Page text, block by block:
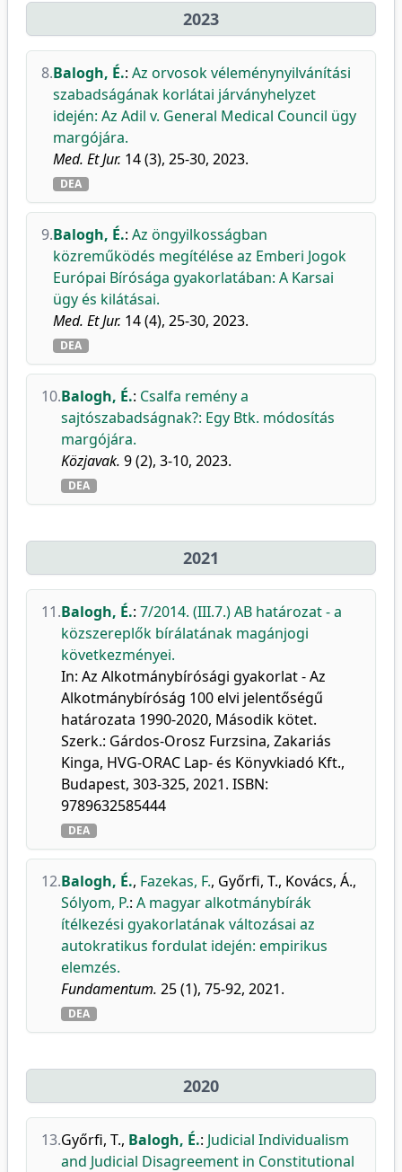
2023
8.Balogh, É.: Az orvosok véleménynyilvánítási
szabadságának korlátai járványhelyzet
idején: Az Adil v. General Medical Council ügy
margójára.
Med. Et Jur. 14 (3), 25-30, 2023.
DEA
9.Balogh, É.: Az öngyilkosságban
közreműködés megítélése az Emberi Jogok
Európai Bírósága gyakorlatában: A Karsai
ügy és kilátásai.
Med. Et Jur. 14 (4), 25-30, 2023.
DEA
10.Balogh, É.: Csalfa remény a
sajtószabadságnak?: Egy Btk. módosítás
margójára.
Közjavak. 9 (2), 3-10, 2023.
DEA
2021
11.Balogh, É.: 7/2014. (III.7.) AB határozat - a
közszereplők bírálatának magánjogi
következményei.
In: Az Alkotmánybírósági gyakorlat - Az
Alkotmánybíróság 100 elvi jelentőségű
határozata 1990-2020, Második kötet.
Szerk.: Gárdos-Orosz Furzsina, Zakariás
Kinga, HVG-ORAC Lap- és Könyvkiadó Kft.,
Budapest, 303-325, 2021. ISBN:
9789632585444
DEA
12.Balogh, É., Fazekas, F., Győrfi, T., Kovács, Á.,
Sólyom, P.: A magyar alkotmánybírák
ítélkezési gyakorlatának változásai az
autokratikus fordulat idején: empirikus
elemzés.
Fundamentum. 25 (1), 75-92, 2021.
DEA
2020
13.Győrfi, T., Balogh, É.: Judicial Individualism
and Judicial Disagreement in Constitutional